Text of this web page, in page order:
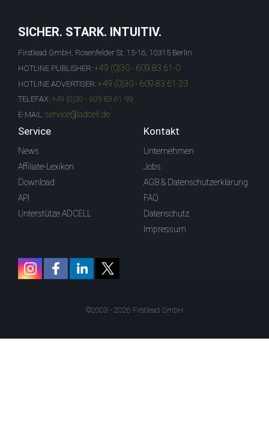
SICHER. STARK. INTUITIV.
Firstlead GmbH, Rosenfelder St. 15-16, 10315 Berlin
HOTLINE PUBLISHER: +49 (0)30 - 609 83 61-0
HOTLINE ADVERTISER: +49 (0)30 - 609 83 61-23
TELEFAX: +49 (0)30 - 609 83 61-99
E-MAIL: service@adcell.de
Service
News
Affiliate-Lexikon
Download
API
Unterstütze ADCELL
Kontakt
Unternehmen
Jobs
AGB & Datenschutzerklärung
FAQ
Datenschutz
Impressum
©2003 - 2026 Firstlead GmbH